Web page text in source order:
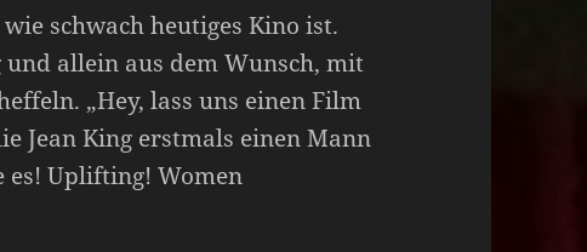
schwach heutiges Kino ist.
allein aus dem Wunsch, mit
„Hey, lass uns einen Film
Jean King erstmals einen Mann
es! Uplifting! Women